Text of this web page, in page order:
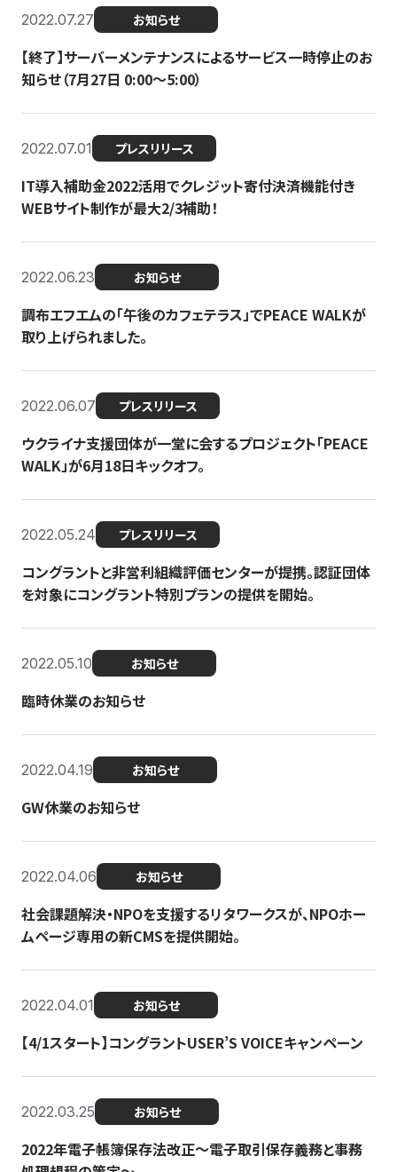
2022.07.27 お知らせ
【終了】サーバーメンテナンスによるサービス一時停止のお
知らせ（7月27日 0:00〜5:00）
2022.07.01 プレスリリース
IT導入補助金2022活用でクレジット寄付決済機能付き
WEBサイト制作が最大2/3補助！
2022.06.23 お知らせ
調布エフエムの「午後のカフェテラス」でPEACE WALKが
取り上げられました。
2022.06.07 プレスリリース
ウクライナ支援団体が一堂に会するプロジェクト「PEACE
WALK」が6月18日キックオフ。
2022.05.24 プレスリリース
コングラントと非営利組織評価センターが提携。認証団体
を対象にコングラント特別プランの提供を開始。
2022.05.10 お知らせ
臨時休業のお知らせ
2022.04.19 お知らせ
GW休業のお知らせ
2022.04.06 お知らせ
社会課題解決・NPOを支援するリタワークスが、NPOホー
ムページ専用の新CMSを提供開始。
2022.04.01 お知らせ
【4/1スタート】コングラントUSER’S VOICEキャンペーン
2022.03.25 お知らせ
2022年電子帳簿保存法改正～電子取引保存義務と事務